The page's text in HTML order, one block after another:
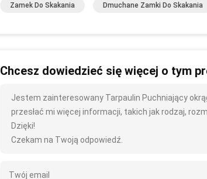
Zamek Do Skakania Dmuchane Zamki Do Skakania
Chcesz dowiedzieć się więcej o tym
Jestem zainteresowany Tarpaulin Puchniający
przesłać mi więcej informacji, takich jak rodzaj,
Dzięki!
Czekam na Twoją odpowiedź.